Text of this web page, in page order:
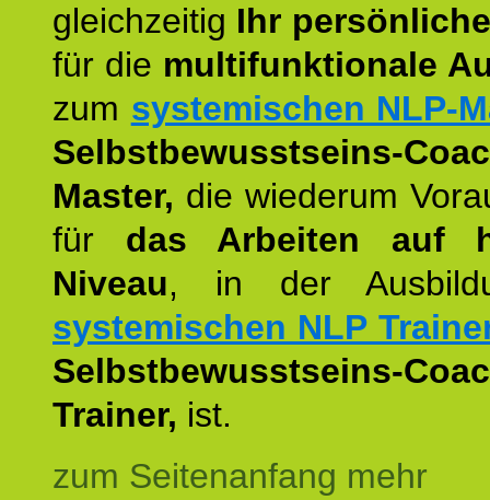
gleichzeitig Ihr
für die multifunktionale
zum systemischen NLP-
Selbstbewusstseins-
Master, die wiederum
für das Arbeiten auf
Niveau, in der
systemischen NLP
Selbstbewusstseins-
Trainer, ist.
zum Seitenanfang mehr